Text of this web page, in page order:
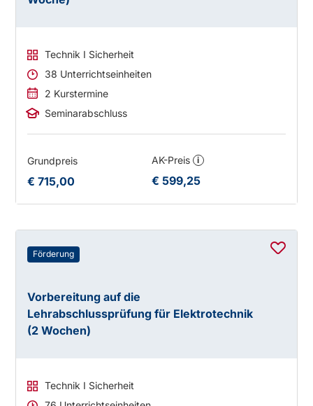
Technik I Sicherheit
38 Unterrichtseinheiten
2 Kurstermine
Seminarabschluss
Grundpreis
€ 715,00
AK-Preis i
€ 599,25
Förderung
Vorbereitung auf die
Lehrabschlussprüfung für Elektrotechnik
(2 Wochen)
Technik I Sicherheit